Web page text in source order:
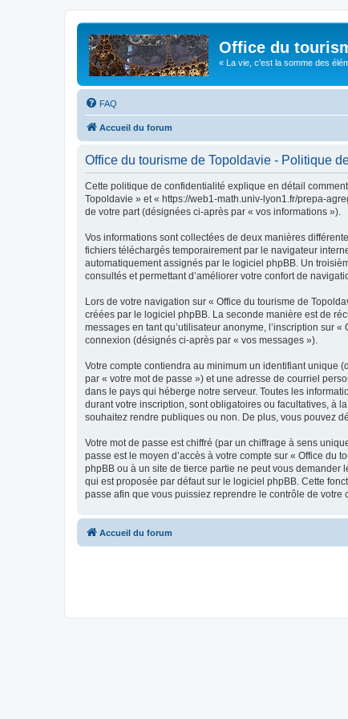
Office du
« La vie, c'est la somme des
FAQ
Accueil du forum
Office du tourisme de Topoldavie - Politique
Cette politique de confidentialité explique en détail
Topoldavie » et « https://web1-math.univ-lyon1.fr/prepa-
de votre part (désignées ci-après par « vos informations »).
Vos informations sont collectées de deux manières
fichiers téléchargés temporairement par le navigateur
automatiquement assignés par le logiciel phpBB. Un
consultés et permettant d’améliorer votre confort de
Lors de votre navigation sur « Office du tourisme de
créées par le logiciel phpBB. La seconde manière est de
messages en tant qu’utilisateur anonyme, l’inscription sur
connexion (désignés ci-après par « vos messages »).
Votre compte contiendra au minimum un identifiant unique
par « votre mot de passe ») et une adresse de courriel
dans le pays qui héberge notre serveur. Toutes les
durant votre inscription, sont obligatoires ou facultatives, à
souhaitez rendre publiques ou non. De plus, vous pouvez
Votre mot de passe est chiffré (par un chiffrage à sens
passe est le moyen d’accès à votre compte sur « Office du
phpBB ou à un site de tierce partie ne peut vous demander
qui est proposée par défaut sur le logiciel phpBB. Cette
passe afin que vous puissiez reprendre le contrôle de votre
Accueil du forum